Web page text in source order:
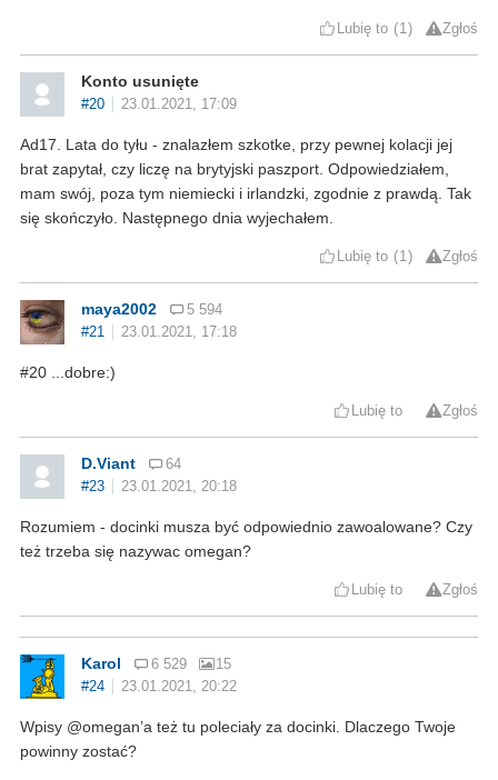
Lubię to 1 Zgłoś
Konto usunięte
#20 23.01.2021, 17:09
Ad17. Lata do tyłu - znalazłem szkotke, przy pewnej kolacji jej
brat zapytał, czy liczę na brytyjski paszport. Odpowiedziałem,
mam swój, poza tym niemiecki i irlandzki, zgodnie z prawdą. Tak
się skończyło. Następnego dnia wyjechałem.
Lubię to 1 Zgłoś
maya2002
5 594
#21
23.01.2021, 17:18
#20 ...dobre:)
Lubię to Zgłoś
D.Viant
64
#23
23.01.2021, 20:18
Rozumiem - docinki musza być odpowiednio zawoalowane? Czy
też trzeba się nazywac omegan?
Lubię to Zgłoś
Karol 6 529
15
#24
23.01.2021, 20:22
Wpisy @omegan’a też tu poleciały za docinki. Dlaczego Twoje
powinny zostać?